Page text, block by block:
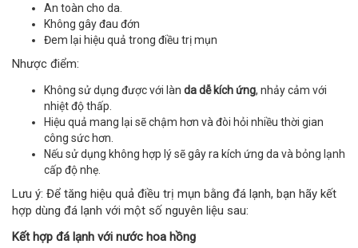
An toàn cho da.
Không gây đau đớn
Đem lại hiệu quả trong điều trị mụn
Nhược điểm:
Không sử dụng được với làn da dễ kích ứng, nhảy cảm với
nhiệt độ thấp.
Hiệu quả mang lại sẽ chậm hơn và đòi hỏi nhiều thời gian
công sức hơn.
Nếu sử dụng không hợp lý sẽ gây ra kích ứng da và bỏng lạnh
cấp độ nhẹ.
Lưu ý: Để tăng hiệu quả điều trị mụn bằng đá lạnh, bạn hãy kết
hợp dùng đá lạnh với một số nguyên liệu sau:
Kết hợp đá lạnh với nước hoa hồng